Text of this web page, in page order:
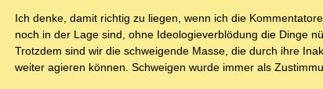
Ich denke, damit richtig zu liegen, wenn ich die
noch in der Lage sind, ohne Ideologieverblödung die Dinge
Trotzdem sind wir die schweigende Masse, die durch ihre
weiter agieren können. Schweigen wurde immer als